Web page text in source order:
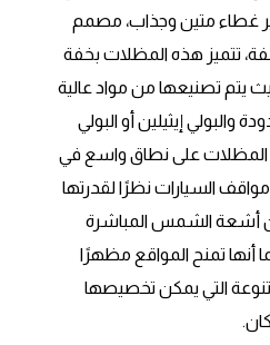
غطاء متين وجذاب، مصمم
تتميز هذه المظلات بخفة
يتم تصنيعها من مواد عالية
والبولي إيثيلين أو البولي
المظلات على نطاق واسع في
السيارات نظرًا لقدرتها
أشعة الشمس المباشرة
أنها تمنح المواقع مظهرًا
التي يمكن تخصيصها